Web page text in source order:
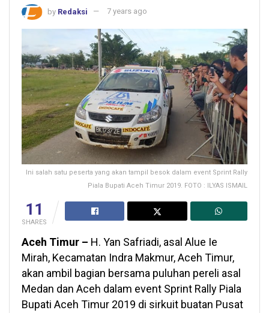
by Redaksi 7 years ago
Ini salah satu peserta yang akan tampil besok dalam event Sprint Rally
Piala Bupati Aceh Timur 2019. FOTO : ILYAS ISMAIL
11
SHARES
Aceh Timur – H. Yan Safriadi, asal Alue Ie
Mirah, Kecamatan Indra Makmur, Aceh Timur,
akan ambil bagian bersama puluhan pereli asal
Medan dan Aceh dalam event Sprint Rally Piala
Bupati Aceh Timur 2019 di sirkuit buatan Pusat